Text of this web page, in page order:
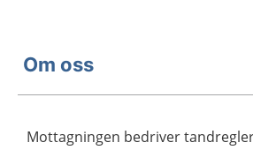
Om oss
Mottagningen bedriver